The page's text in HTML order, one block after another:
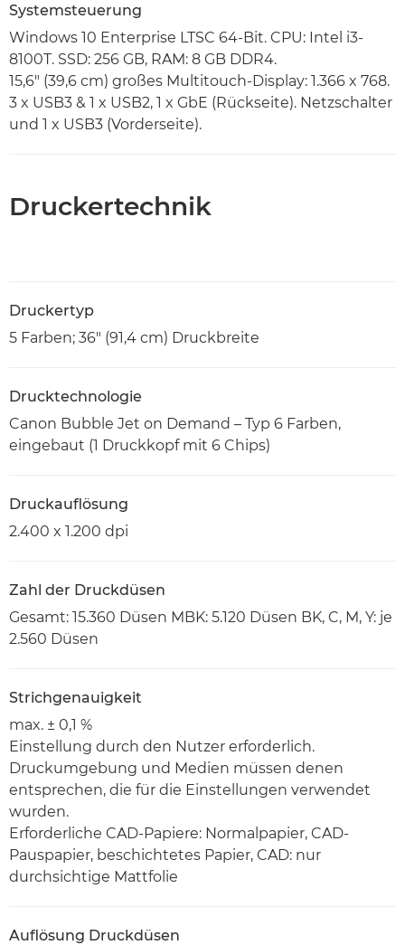
Systemsteuerung
Windows 10 Enterprise LTSC 64-Bit. CPU: Intel i3-
8100T. SSD: 256 GB, RAM: 8 GB DDR4.
15,6" (39,6 cm) großes Multitouch-Display: 1.366 x 768.
3 x USB3 & 1 x USB2, 1 x GbE (Rückseite). Netzschalter
und 1 x USB3 (Vorderseite).
Druckertechnik
Druckertyp
5 Farben; 36" (91,4 cm) Druckbreite
Drucktechnologie
Canon Bubble Jet on Demand – Typ 6 Farben,
eingebaut (1 Druckkopf mit 6 Chips)
Druckauflösung
2.400 x 1.200 dpi
Zahl der Druckdüsen
Gesamt: 15.360 Düsen MBK: 5.120 Düsen BK, C, M, Y: je
2.560 Düsen
Strichgenauigkeit
max. ± 0,1 %
Einstellung durch den Nutzer erforderlich.
Druckumgebung und Medien müssen denen
entsprechen, die für die Einstellungen verwendet
wurden.
Erforderliche CAD-Papiere: Normalpapier, CAD-
Pauspapier, beschichtetes Papier, CAD: nur
durchsichtige Mattfolie
Auflösung Druckdüsen